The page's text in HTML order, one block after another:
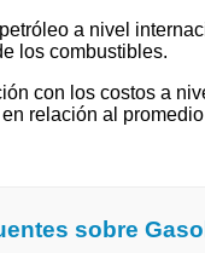
a nivel
los combustibles.
con los costos a
relación al
sobre